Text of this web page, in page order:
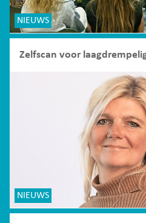
NIEUWS
Zelfscan voor
NIEUWS